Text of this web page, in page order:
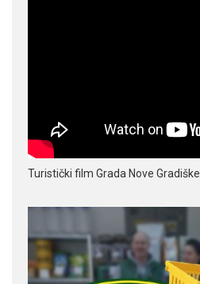
Turistički film Grada Nove Gradiške